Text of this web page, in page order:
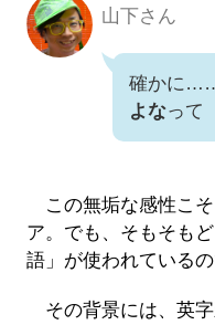
山下さん
確かに
よなって
この無垢な感性こ
ア。でも、そもそも
語」が使われているの
その背景には、英字